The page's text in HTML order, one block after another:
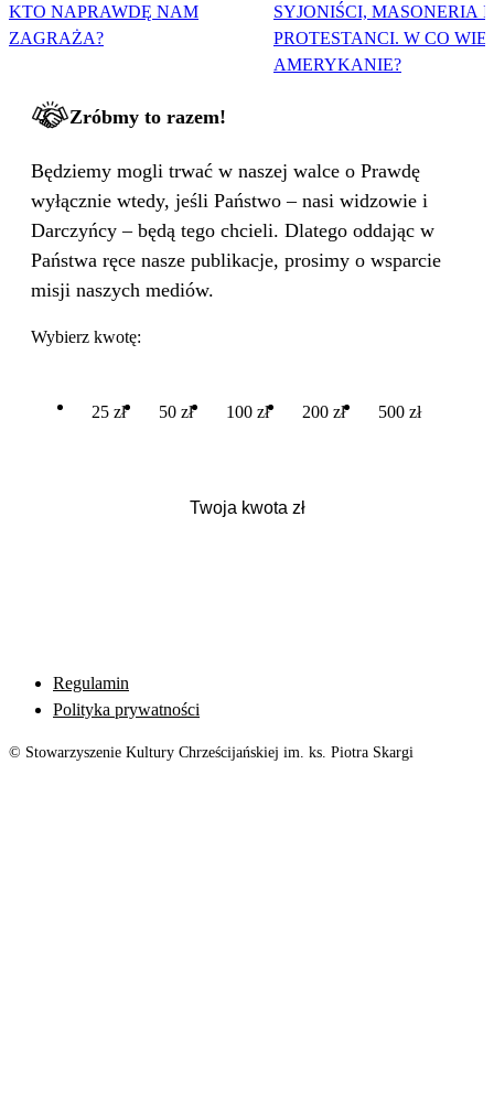
KTO NAPRAWDĘ NAM
ZAGRAŻA?
SYJONIŚCI, MASONERIA I
PROTESTANCI. W CO
AMERYKANIE?
Zróbmy to razem!
Będziemy mogli trwać w naszej walce o Prawdę
wyłącznie wtedy, jeśli Państwo – nasi widzowie i
Darczyńcy – będą tego chcieli. Dlatego oddając w
Państwa ręce nasze publikacje, prosimy o wsparcie
misji naszych mediów.
Wybierz kwotę:
25 zł 50 zł 100 zł 200 zł 500 zł
Regulamin
Polityka prywatności
© Stowarzyszenie Kultury Chrześcijańskiej im. ks. Piotra Skargi